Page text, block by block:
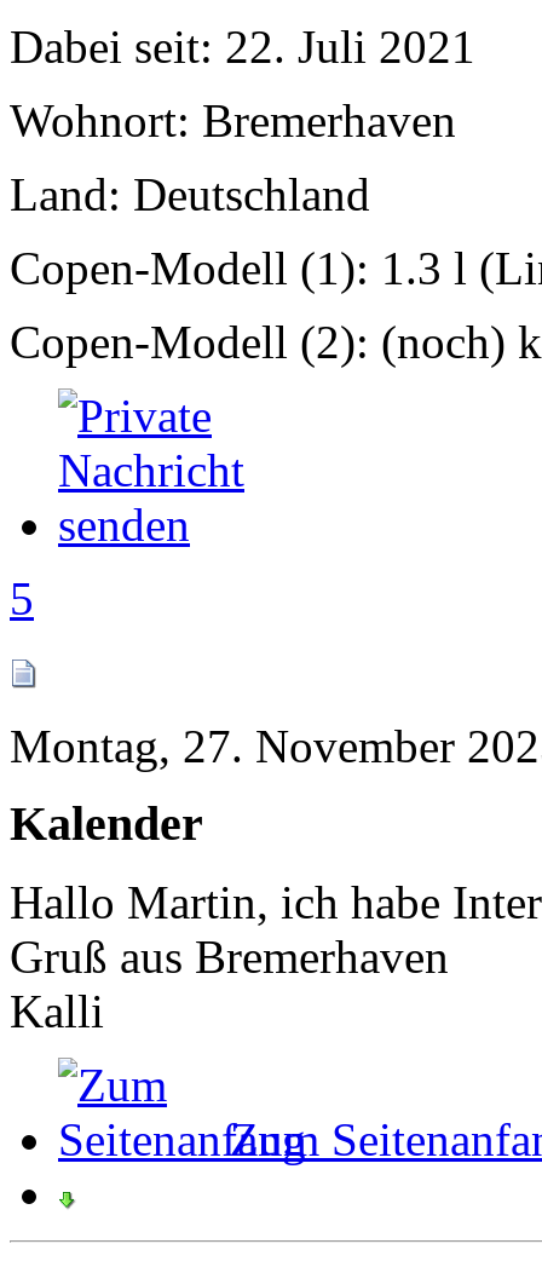
Dabei seit: 22. Juli 2021
Wohnort: Bremerhaven
Land: Deutschland
Copen-Modell (1): 1.3 l
Copen-Modell (2): (noch)
5
Montag, 27. November
Kalender
Hallo Martin, ich habe
Gruß aus Bremerhaven
Kalli
Zum